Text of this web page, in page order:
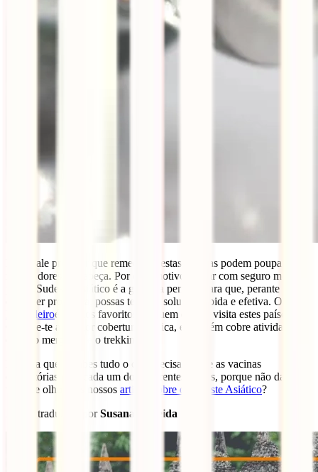
Mais vale prevenir que remediar e estas vacinas podem poupar-te
muitas dores de cabeça. Por esse motivo, viajar com seguro médico
para o Sudeste Asiático é a garantia perfeita para que, perante
qualquer problema, possas ter uma solução rápida e efetiva. O
Mochileiroé um dos favoritos de quem decide visita estes países.
Oferece-te a melhor cobertura médica, e também cobre atividades
como o mergulho e o trekking.
E agora que já sabes tudo o que precisas sobre as vacinas
obrigatórias para cada um dos diferentes países, porque não dar uma
vista de olhos aos nossos artigos sobre o Sudeste Asiático?
Artigo traduzido porSusana Almeida